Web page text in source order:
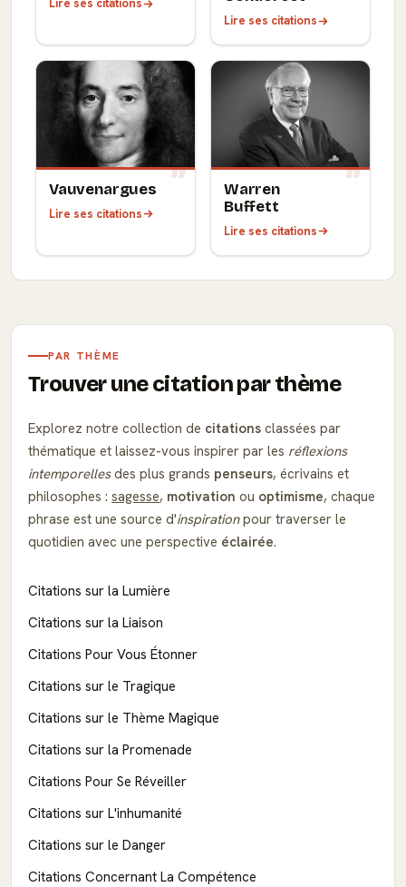
Lire ses citations
Lire ses citations
Vauvenargues
Lire ses citations
Warren
Buffett
Lire ses citations
PAR THÈME
Trouver une citation par thème
Explorez notre collection de citations classées par
thématique et laissez-vous inspirer par les réflexions
intemporellesdes plus grands penseurs, écrivains et
philosophes : sagesse, motivation ou optimisme, chaque
phrase est une source d'inspirationpour traverser le
quotidien avec une perspective éclairée.
Citations sur la Lumière
Citations sur la Liaison
Citations Pour Vous Étonner
Citations sur le Tragique
Citations sur le Thème Magique
Citations sur la Promenade
Citations Pour Se Réveiller
Citations sur L'inhumanité
Citations sur le Danger
Citations Concernant La Compétence